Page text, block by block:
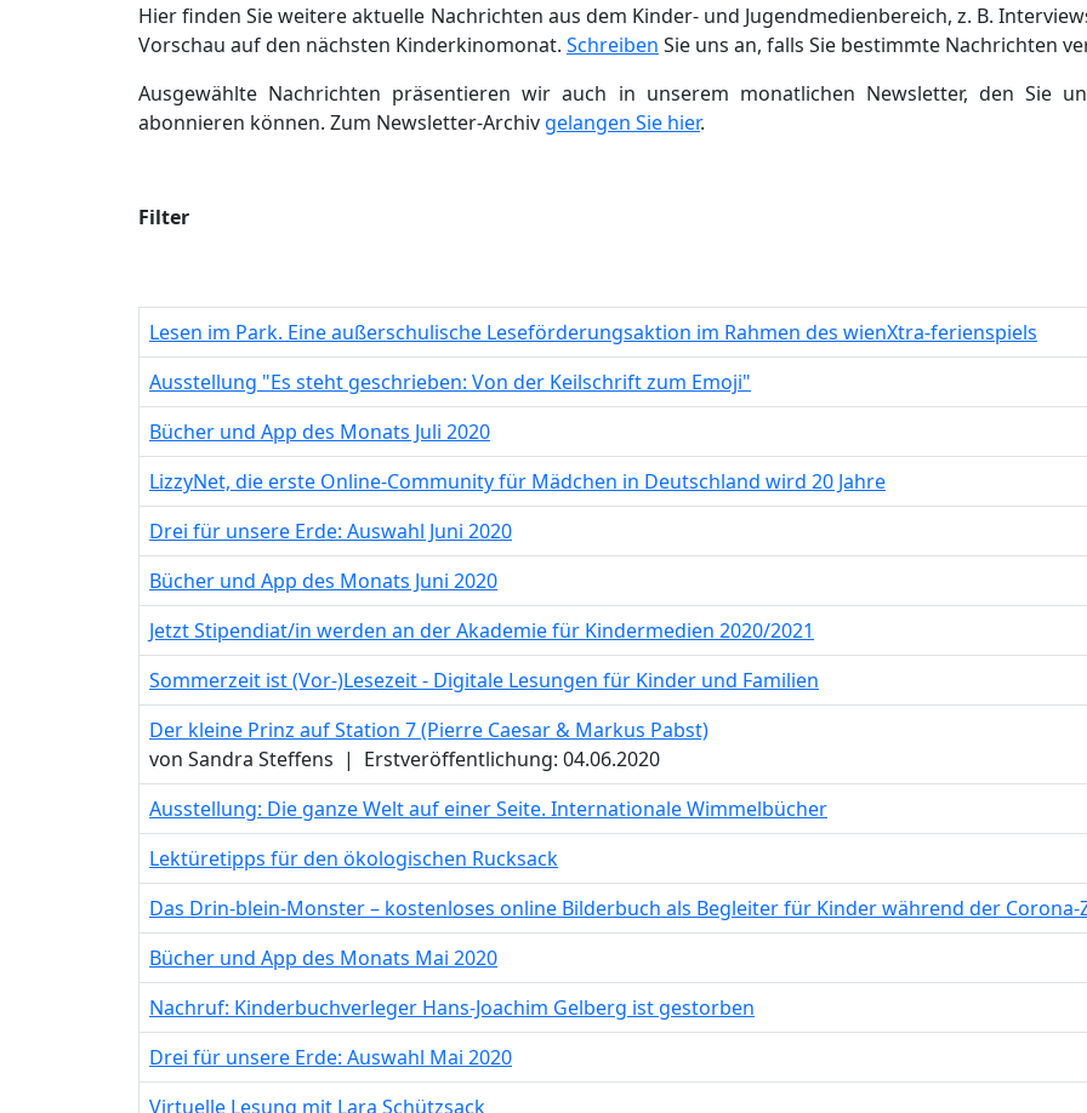
Hier finden Sie weitere aktuelle Nachrichten aus dem Kinder- und Jugendmedienbereich, z. B.
Vorschau auf den nächsten Kinderkinomonat. Schreiben Sie uns an, falls Sie bestimmte Nachrichten
Ausgewählte Nachrichten präsentieren wir auch in unserem monatlichen Newsletter, den Sie
abonnieren können. Zum Newsletter-Archiv gelangen Sie hier.
Filter
Lesen im Park. Eine außerschulische Leseförderungsaktion im Rahmen des wienXtra-ferienspiels
Ausstellung "Es steht geschrieben: Von der Keilschrift zum Emoji"
Bücher und App des Monats Juli 2020
LizzyNet, die erste Online-Community für Mädchen in Deutschland wird 20 Jahre
Drei für unsere Erde: Auswahl Juni 2020
Bücher und App des Monats Juni 2020
Jetzt Stipendiat/in werden an der Akademie für Kindermedien 2020/2021
Sommerzeit ist (Vor-)Lesezeit - Digitale Lesungen für Kinder und Familien
Der kleine Prinz auf Station 7 (Pierre Caesar & Markus Pabst)
von Sandra Steffens | Erstveröffentlichung: 04.06.2020
Ausstellung: Die ganze Welt auf einer Seite. Internationale Wimmelbücher
Lektüretipps für den ökologischen Rucksack
Das Drin-blein-Monster – kostenloses online Bilderbuch als Begleiter für Kinder während der Corona-
Bücher und App des Monats Mai 2020
Nachruf: Kinderbuchverleger Hans-Joachim Gelberg ist gestorben
Drei für unsere Erde: Auswahl Mai 2020
Virtuelle Lesung mit Lara Schützsack